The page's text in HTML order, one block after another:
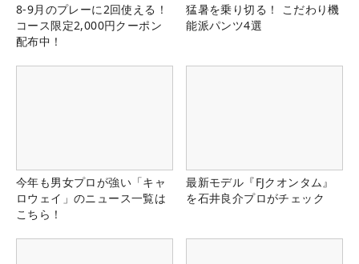
8-9月のプレーに2回使える！
コース限定2,000円クーポン
配布中！
猛暑を乗り切る！ こだわり機
能派パンツ4選
今年も男女プロが強い「キャ
ロウェイ」のニュース一覧は
こちら！
最新モデル『FJクオンタム』
を石井良介プロがチェック